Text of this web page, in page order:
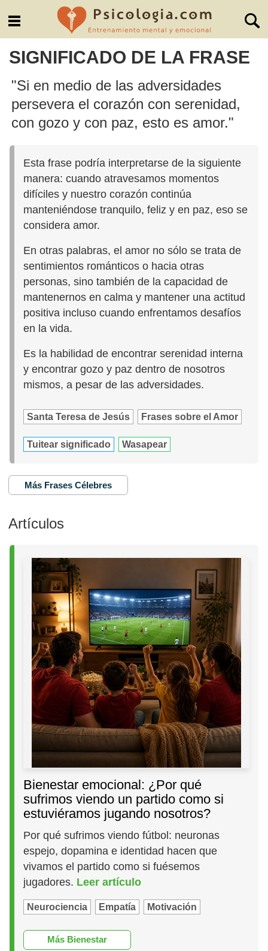
SIGNIFICADO DE LA FRASE
"Si en medio de las adversidades
persevera el corazón con serenidad,
con gozo y con paz, esto es amor."
Esta frase podría interpretarse de la siguiente
manera: cuando atravesamos momentos
difíciles y nuestro corazón continúa
manteniéndose tranquilo, feliz y en paz, eso se
considera amor.
En otras palabras, el amor no sólo se trata de
sentimientos románticos o hacia otras
personas, sino también de la capacidad de
mantenernos en calma y mantener una actitud
positiva incluso cuando enfrentamos desafíos
en la vida.
Es la habilidad de encontrar serenidad interna
y encontrar gozo y paz dentro de nosotros
mismos, a pesar de las adversidades.
Santa Teresa de Jesús Frases sobre el Amor
Tuitear significado Wasapear
Más Frases Célebres
Artículos
Bienestar emocional: ¿Por qué
sufrimos viendo un partido como si
estuviéramos jugando nosotros?
Por qué sufrimos viendo fútbol: neuronas
espejo, dopamina e identidad hacen que
vivamos el partido como si fuésemos
jugadores. Leer artículo
Neurociencia Empatía Motivación
Más Bienestar